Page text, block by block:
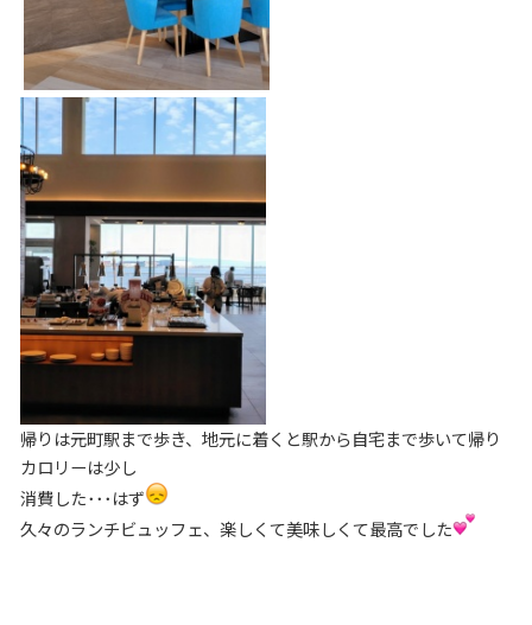
帰りは元町駅まで歩き、地元に着くと駅から自宅まで歩いて帰り
カロリーは少し
消費した･･･はず
久々のランチビュッフェ、楽しくて美味しくて最高でした